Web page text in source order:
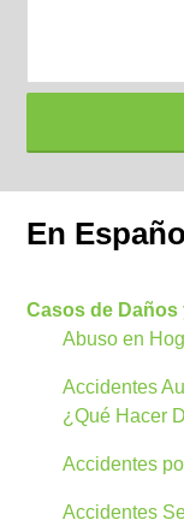
En
Casos de
Abuso en
Accidentes
¿Qué Hacer
Accidentes
Accidentes